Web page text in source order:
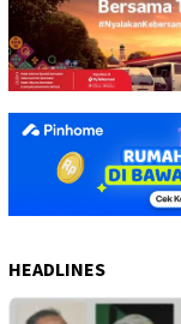
HEADLINES